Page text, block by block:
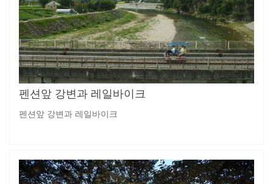
펜션앞 강변과 레일바이크
펜션앞 강변과 레일바이크